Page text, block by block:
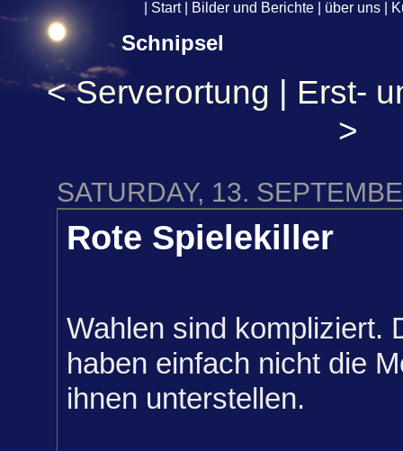
Start| Bilder und Berichte über uns
Schnipsel
< Serverortung | Erst-
>
SATURDAY, 13.
Rote Spielekiller
Wahlen sind kompliziert.
haben einfach nicht die
ihnen unterstellen.